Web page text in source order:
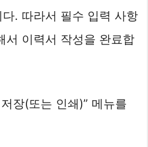
. 따라서 필수 입력 사항
서 이력서 작성을 완료합
장(또는 인쇄)” 메뉴를